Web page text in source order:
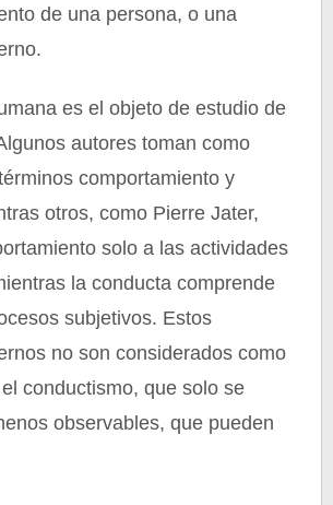
de una persona, o una
es el objeto de estudio de
autores toman como
comportamiento y
otros, como Pierre Jater,
solo a las actividades
la conducta comprende
subjetivos. Estos
no son considerados como
conductismo, que solo se
observables, que pueden